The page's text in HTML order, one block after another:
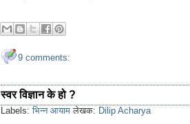
9 comments:
स्वर विज्ञान के हो ?
Labels:भिन्न आयाम लेखक: Dilip Acharya